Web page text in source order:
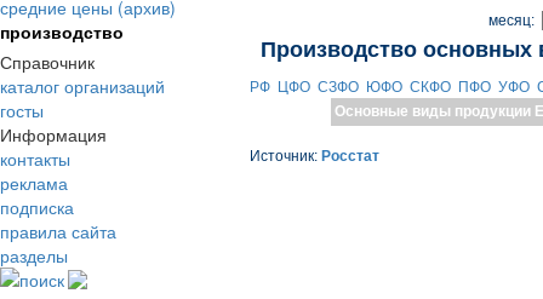
средние цены (архив)
производство
Справочник
каталог организаций
госты
Информация
контакты
реклама
подписка
правила сайта
разделы
поиск
месяц:
Производство основных
РФ ЦФО СЗФО ЮФО СКФО ПФО УФО
Основные виды продукции
Источник: Росстат